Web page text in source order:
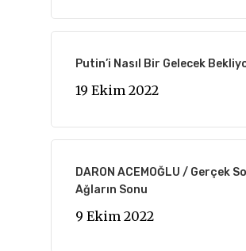
Putin’i Nasıl Bir Gelecek
19 Ekim 2022
DARON ACEMOĞLU / Gerçek
Ağların Sonu
9 Ekim 2022